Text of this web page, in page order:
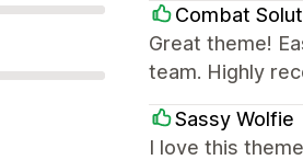
Combat
Great theme!
team. Highly
Sassy Wolfie
I love this